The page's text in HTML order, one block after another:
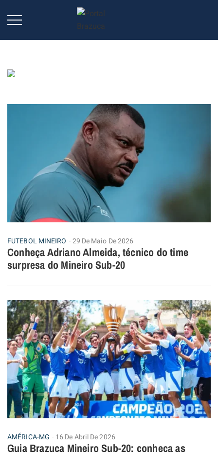
FUTEBOL MINEIRO 29 De Maio De 2026
Conheça Adriano Almeida, técnico do time
surpresa do Mineiro Sub-20
AMÉRICA-MG 16 De Abril De 2026
Guia Brazuca Mineiro Sub-20: conheça as